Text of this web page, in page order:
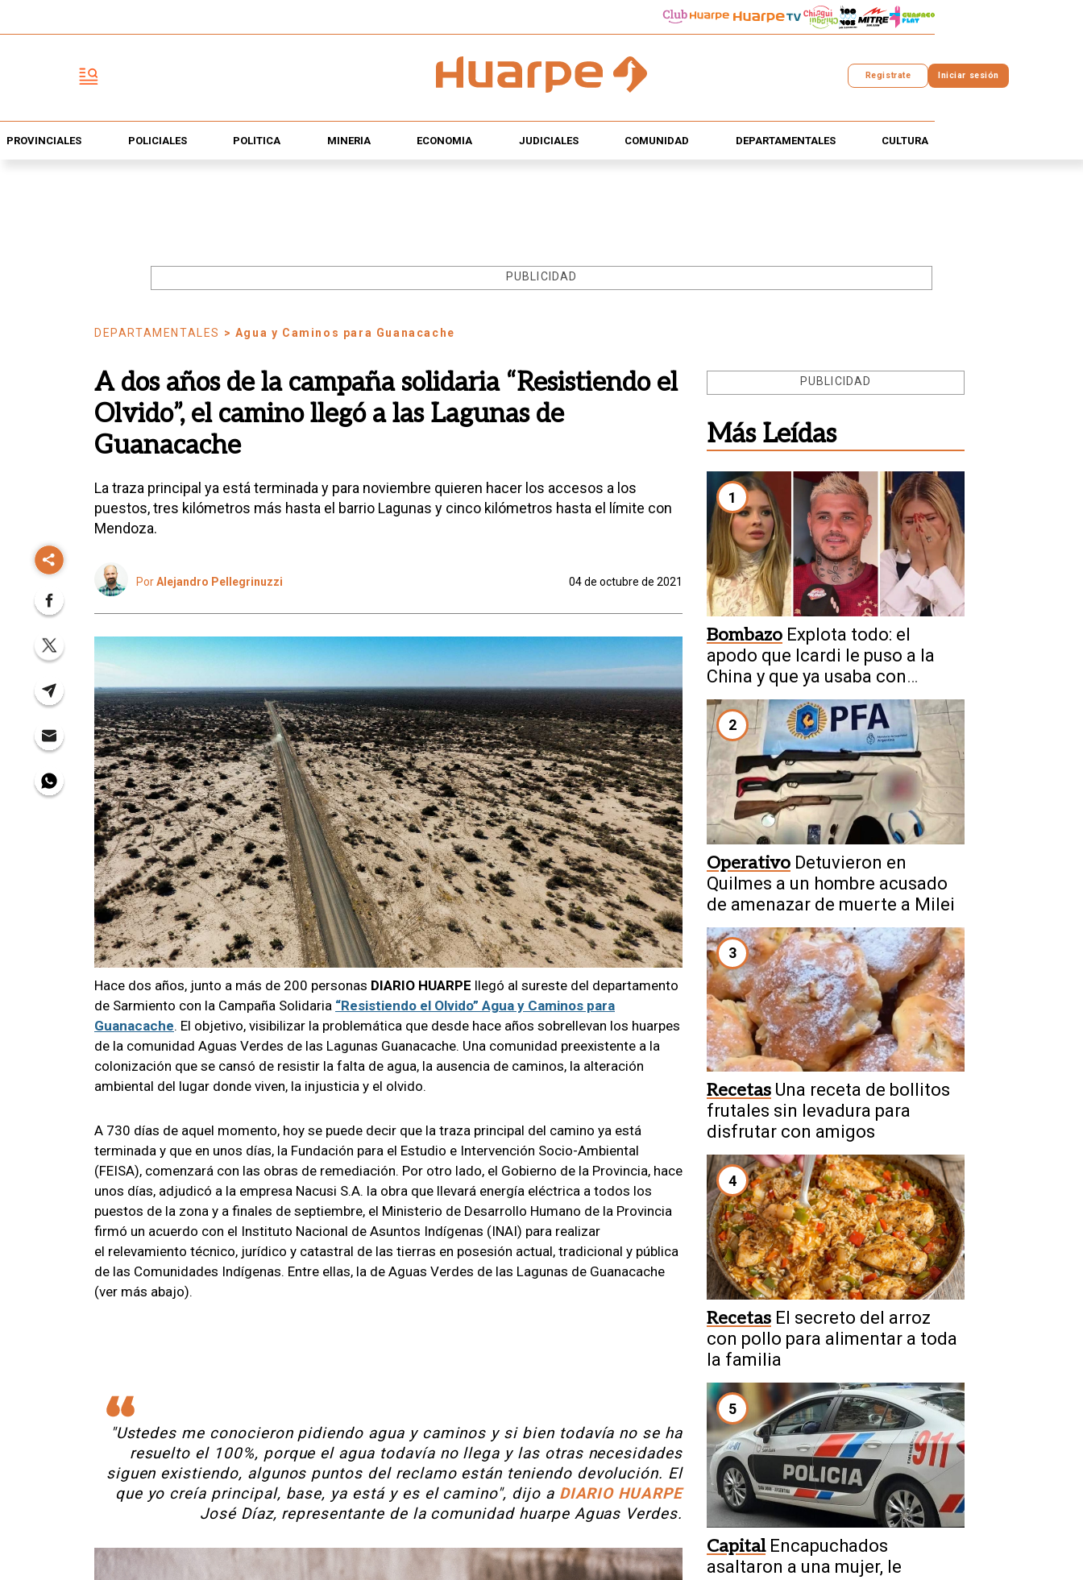
Registrate Iniciar sesión
PROVINCIALES POLICIALES POLÍTICA MINERÍA ECONOMÍA JUDICIALES COMUNIDAD DEPARTAMENTALES CULTURA
PUBLICIDAD
DEPARTAMENTALES > Agua y Caminos para Guanacache
A dos años de la campaña solidaria “Resistiendo el
Olvido”, el camino llegó a las Lagunas de
Guanacache
La traza principal ya está terminada y para noviembre quieren hacer los accesos a los
puestos, tres kilómetros más hasta el barrio Lagunas y cinco kilómetros hasta el límite con
Mendoza.
PorAlejandro Pellegrinuzzi 04 de octubre de 2021
Hace dos años, junto a más de 200 personas DIARIO HUARPE llegó al sureste del departamento
de Sarmiento con la Campaña Solidaria “Resistiendo el Olvido” Agua y Caminos para
Guanacache. El objetivo, visibilizar la problemática que desde hace años sobrellevan los huarpes
de la comunidad Aguas Verdes de las Lagunas Guanacache. Una comunidad preexistente a la
colonización que se cansó de resistir la falta de agua, la ausencia de caminos, la alteración
ambiental del lugar donde viven, la injusticia y el olvido.
A 730 días de aquel momento, hoy se puede decir que la traza principal del camino ya está
terminada y que en unos días, la Fundación para el Estudio e Intervención Socio-Ambiental
(FEISA), comenzará con las obras de remediación. Por otro lado, el Gobierno de la Provincia, hace
unos días, adjudicó a la empresa Nacusi S.A. la obra que llevará energía eléctrica a todos los
puestos de la zona y a finales de septiembre, el Ministerio de Desarrollo Humano de la Provincia
firmó un acuerdo con el Instituto Nacional de Asuntos Indígenas (INAI) para realizar
el relevamiento técnico, jurídico y catastral de las tierras en posesión actual, tradicional y pública
de las Comunidades Indígenas. Entre ellas, la de Aguas Verdes de las Lagunas de Guanacache
(ver más abajo).
"Ustedes me conocieron pidiendo agua y caminos y si bien todavía no se ha
resuelto el 100%, porque el agua todavía no llega y las otras necesidades
siguen existiendo, algunos puntos del reclamo están teniendo devolución. El
que yo creía principal, base, ya está y es el camino", dijo a DIARIO HUARPE
José Díaz, representante de la comunidad huarpe Aguas Verdes.
PUBLICIDAD
Más Leídas
1
Bombazo Explota todo: el
apodo que Icardi le puso a la
China y que ya usaba con
Wanda
2
Operativo Detuvieron en
Quilmes a un hombre acusado
de amenazar de muerte a Milei
3
Recetas Una receta de bollitos
frutales sin levadura para
disfrutar con amigos
4
Recetas El secreto del arroz
con pollo para alimentar a toda
la familia
5
Capital Encapuchados
asaltaron a una mujer, le